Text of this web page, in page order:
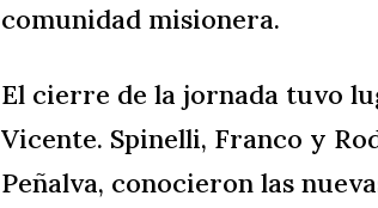
comunidad misionera.
El cierre de la jornada tuvo
Vicente. Spinelli, Franco y
Peñalva, conocieron las